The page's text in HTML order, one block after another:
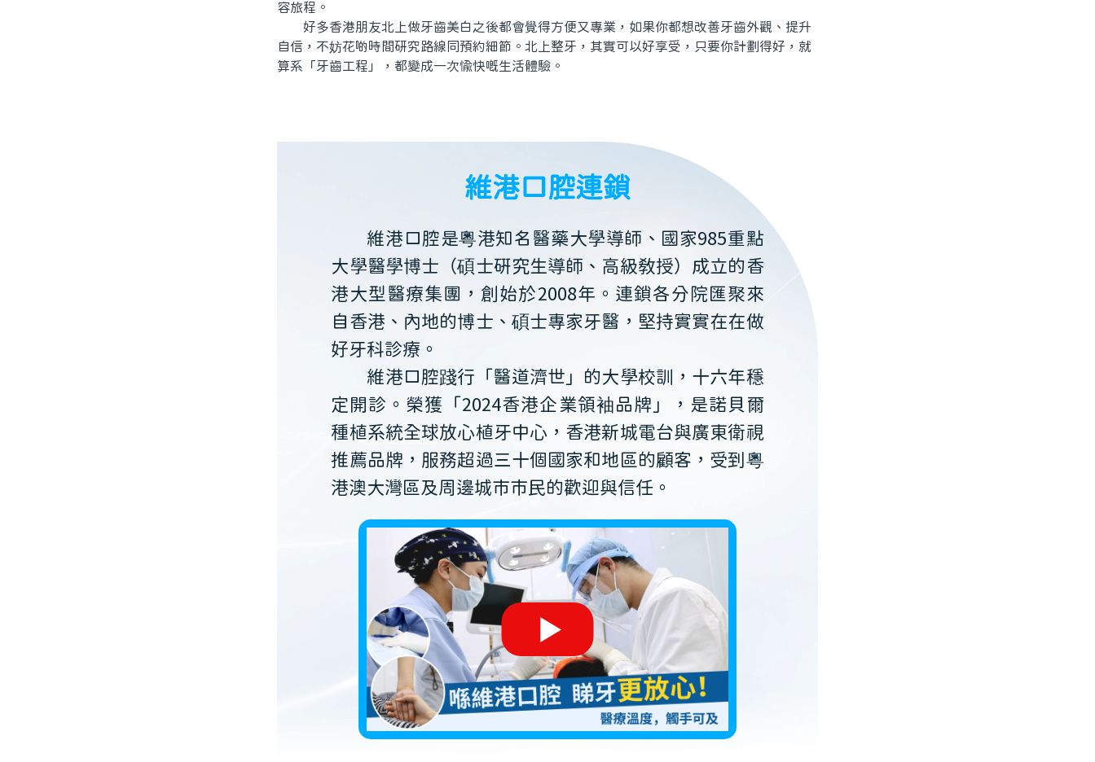
容旅程。
好多香港朋友北上做牙齒美白之後都會覺得方便又專業，如果你都想改善牙齒外觀、提升
自信，不妨花啲時間研究路線同預約細節。北上整牙，其實可以好享受，只要你計劃得好，就
算系「牙齒工程」，都變成一次愉快嘅生活體驗。
維港口腔連鎖
維港口腔是粵港知名醫藥大學導師、國家985重點
大學醫學博士（碩士研究生導師、高級教授）成立的香
港大型醫療集團，創始於2008年。連鎖各分院匯聚來
自香港、內地的博士、碩士專家牙醫，堅持實實在在做
好牙科診療。
維港口腔踐行「醫道濟世」的大學校訓，十六年穩
定開診。榮獲「2024香港企業領袖品牌」，是諾貝爾
種植系統全球放心植牙中心，香港新城電台與廣東衛視
推薦品牌，服務超過三十個國家和地區的顧客，受到粵
港澳大灣區及周邊城市市民的歡迎與信任。